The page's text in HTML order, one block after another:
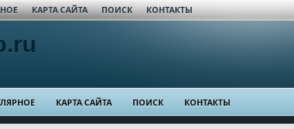
КАРТА САЙТА ПОИСК КОНТАКТЫ
КАРТА САЙТА ПОИСК КОНТАКТЫ